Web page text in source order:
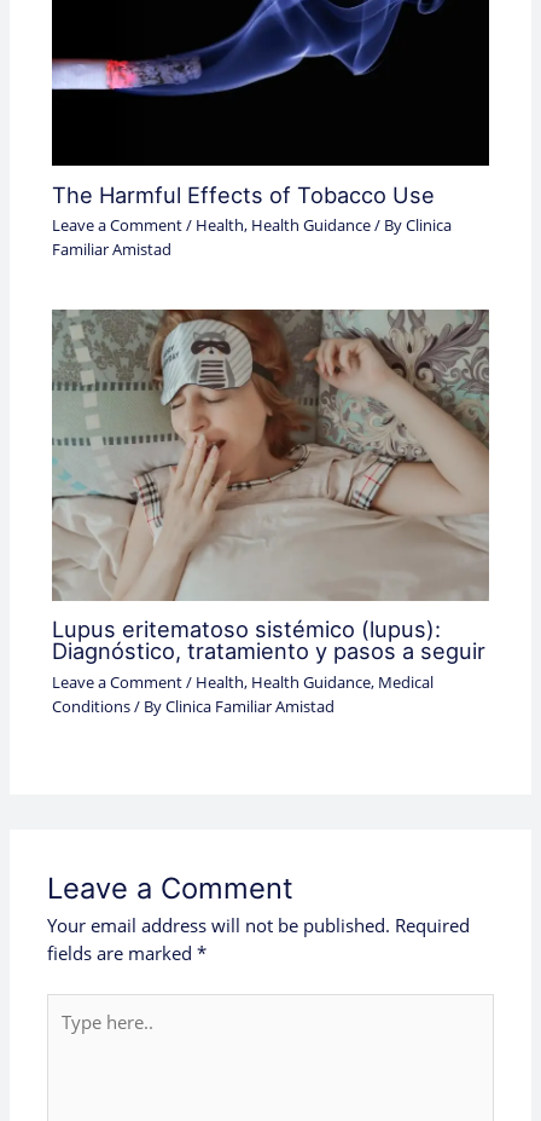
The Harmful Effects of Tobacco Use
Leave a Comment/ Health, Health Guidance/ ByClinica
Familiar Amistad
Lupus eritematoso sistémico (lupus):
Diagnóstico, tratamiento y pasos a seguir
Leave a Comment/ Health, Health Guidance, Medical
Conditions/ ByClinica Familiar Amistad
Leave a Comment
Your email address will not be published. Required
fields are marked*
here..